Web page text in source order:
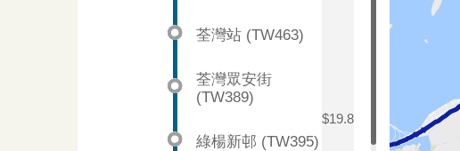
$19.8
荃灣站 (TW463)
荃灣眾安街
(TW389)
綠楊新邨 (TW395)